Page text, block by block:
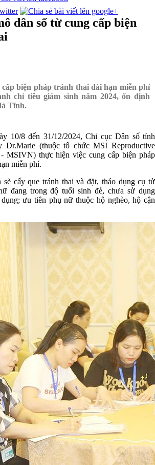
dân số từ cung cấp biện
biện pháp tránh thai dài hạn miễn phí
chỉ tiêu giảm sinh năm 2024, ổn định
Tĩnh.
10/8 đến 31/12/2024, Chi cục Dân số tỉnh
(thuộc tổ chức MSI Reproductive
MSIVN) thực hiện việc cung cấp biện pháp
miễn phí.
cấy que tránh thai và đặt, tháo dụng cụ tử
đang trong độ tuổi sinh đẻ, chưa sử dụng
ưu tiên phụ nữ thuộc hộ nghèo, hộ cận